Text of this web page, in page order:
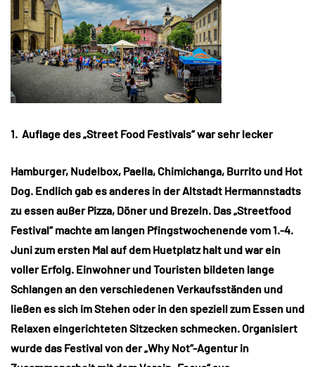
1. Auflage des „Street Food Festivals“ war sehr lecker
Hamburger, Nudelbox, Paella, Chimichanga, Burrito und Hot
Dog. Endlich gab es anderes in der Altstadt Hermannstadts
zu essen außer Pizza, Döner und Brezeln. Das „Streetfood
Festival“ machte am langen Pfingstwochenende vom 1.-4.
Juni zum ersten Mal auf dem Huetplatz halt und war ein
voller Erfolg. Einwohner und Touristen bildeten lange
Schlangen an den verschiedenen Verkaufsständen und
ließen es sich im Stehen oder in den speziell zum Essen und
Relaxen eingerichteten Sitzecken schmecken. Organisiert
wurde das Festival von der „Why Not“-Agentur in